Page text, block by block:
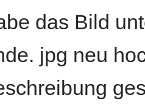
das Bild
jpg neu